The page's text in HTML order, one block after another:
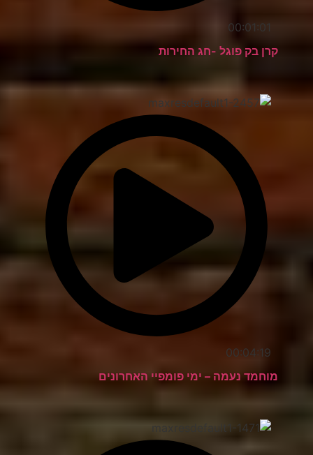
00:01:01
קרן בק פוגל -חג החירות
00:04:19
מוחמד נעמה – ימי פומפיי האחרונים